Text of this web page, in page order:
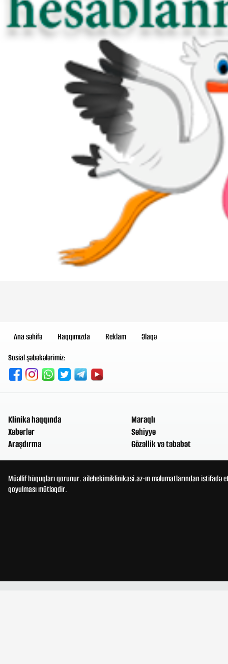
Ana səhifə Haqqımızda Reklam
Əlaqə
Sosial şəbəkələrimiz:
Klinika haqqında
Xəbərlər
Araşdırma
Maraqlı
Səhiyyə
Gözəllik və təbabət
Müəllif hüquqları qorunur. ailehekimiklinikasi.az-ın məlumatlarından
qoyulması mütləqdir.